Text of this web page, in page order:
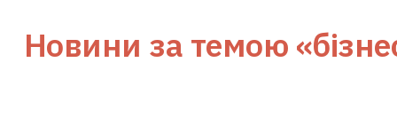
Новини за темою